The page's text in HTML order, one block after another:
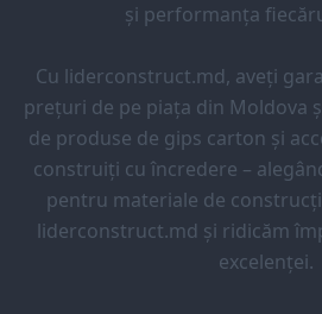
și performanța
Cu liderconstruct.md, aveți
prețuri de pe piața din Moldova
de produse de gips carton și
construiți cu încredere –
pentru materiale de
liderconstruct.md și ridicăm
excelenței.